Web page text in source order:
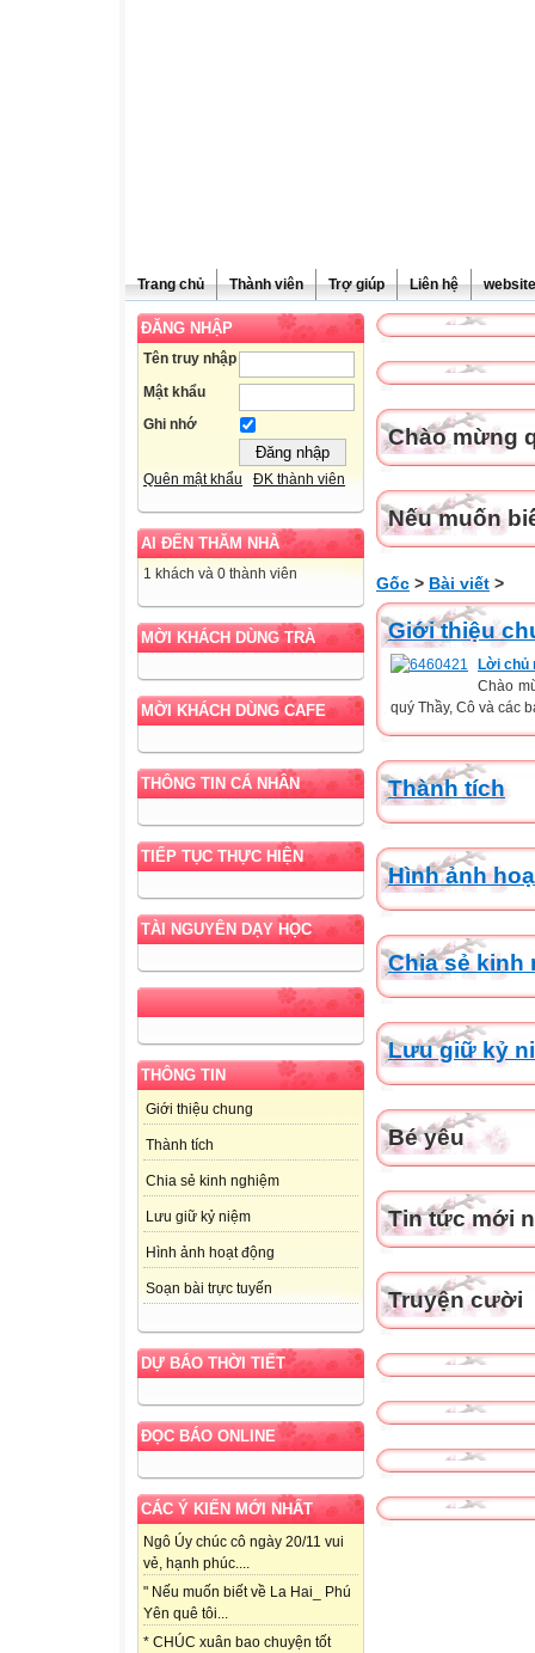
Trang chủ Thành viên Trợ giúp Liên hệ
ĐĂNG NHẬP
Tên truy nhập
Mật khẩu
Ghi nhớ
Quên mật khẩu ĐK thành viên
AI ĐẾN THĂM NHÀ
1 khách và 0 thành viên
MỜI KHÁCH DÙNG TRÀ
MỜI KHÁCH DÙNG CAFE
THÔNG TIN CÁ NHÂN
TIẾP TỤC THỰC HIỆN
TÀI NGUYÊN DẠY HỌC
THÔNG TIN
Giới thiệu chung
Thành tích
Chia sẻ kinh nghiệm
Lưu giữ kỷ niệm
Hình ảnh hoạt động
Soạn bài trực tuyến
DỰ BÁO THỜI TIẾT
ĐỌC BÁO ONLINE
CÁC Ý KIẾN MỚI NHẤT
Ngô Úy chúc cô ngày 20/11 vui
vẻ, hạnh phúc....
" Nếu muốn biết về La Hai_ Phú
Yên quê tôi...
* CHÚC xuân bao chuyện tốt
Chào mừng
Nếu muốn
Gốc > Bài viết >
Giới thiệu
Lời chủ
Chào
quý Thầy, Cô và các
Thành tích
Hình ảnh
Chia sẻ kinh
Lưu giữ kỷ
Bé yêu
Tin tức mới
Truyện cười